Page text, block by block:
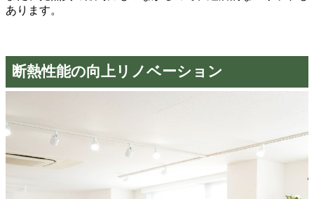
あります。
断熱性能の向上リノベーション